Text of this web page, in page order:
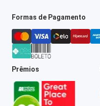
Formas de Pagamento
Prêmios